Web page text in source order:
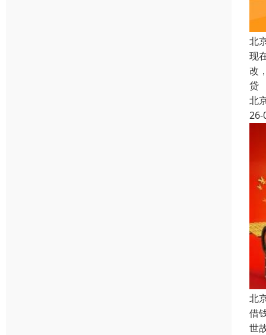
北
现
改
贷
北
26-
北
借
世